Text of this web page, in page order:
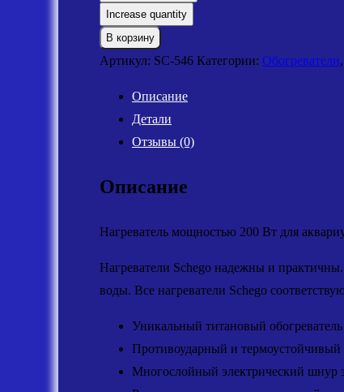
Increase quantity
В корзину
Артикул: SC-546 Категории: Обогреватели,
Описание
Детали
Отзывы (0)
Описание
Нагреватель мощностью 200 Вт для
Нагреватели Schego надежны и
воды. Все нагреватели Schego
Уникальный титановый
Противоударный и термоустойчивый
Многослойный электрический шнур